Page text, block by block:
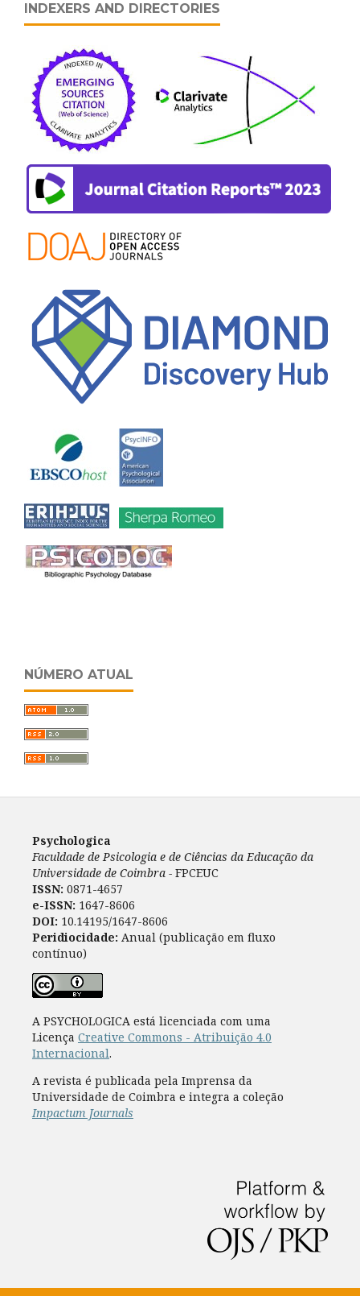
INDEXERS AND DIRECTORIES
NÚMERO ATUAL
Psychologica
Faculdade de Psicologia e de Ciências da Educação da
Universidade de Coimbra - FPCEUC
ISSN: 0871-4657
e-ISSN: 1647-8606
DOI: 10.14195/1647-8606
Peridiocidade: Anual (publicação em fluxo
contínuo)
A PSYCHOLOGICA está licenciada com uma
Licença Creative Commons - Atribuição 4.0
Internacional.
A revista é publicada pela Imprensa da
Universidade de Coimbra e integra a coleção
Impactum Journals